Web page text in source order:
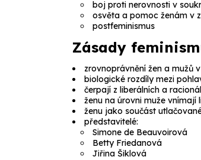
boj proti nerovnosti v
osvěta a pomoc ženám v
postfeminismus
Zásady
zrovnoprávnění žen a mužů
biologické rozdíly mezi
čerpají z liberálních a
ženu na úrovni muže vnímají
ženu jako součást
představitelé:
Simone de Beauvoirová
Betty Friedanová
Jiřina Šiklová